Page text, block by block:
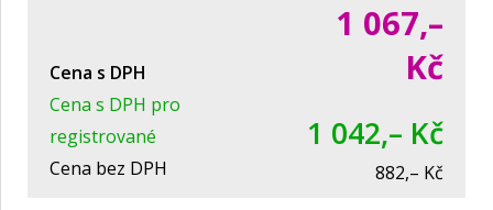
Cena s DPH
1 067,–
Kč
Cena s DPH pro
registrované
1 042,– Kč
Cena bez DPH 882,– Kč